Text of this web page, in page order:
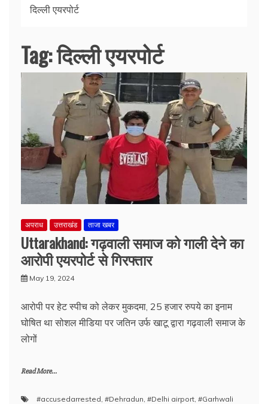
दिल्ली एयरपोर्ट
Tag:दिल्ली एयरपोर्ट
अपराध उत्तराखंड ताजा खबर
Uttarakhand: गढ़वाली समाज को गाली देने का
आरोपी एयरपोर्ट से गिरफ्तार
May 19, 2024
आरोपी पर हेट स्पीच को लेकर मुकदमा, 25 हजार रुपये का इनाम
घोषित था सोशल मीडिया पर जतिन उर्फ खाटू द्वारा गढ़वाली समाज के
लोगों
Read More...
#accusedarrested, #Dehradun, #Delhi airport, #Garhwali